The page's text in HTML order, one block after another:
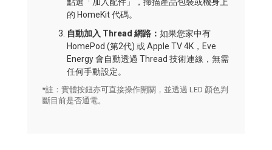
點選「加入配件」，掃描產品包裝或機身上
的 HomeKit 代碼。
自動加入 Thread 網路： 如果您家中有
HomePod (第2代) 或 Apple TV 4K，Eve
Energy 會自動透過 Thread 技術連線，無需
任何手動設定。
*註：實體按鈕亦可直接操作開關，並透過 LED 顏色判
斷目前是否通電。